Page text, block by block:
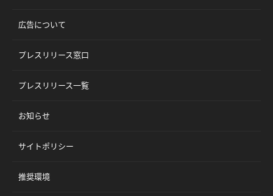
広告について
プレスリリース窓口
プレスリリース一覧
お知らせ
サイトポリシー
推奨環境